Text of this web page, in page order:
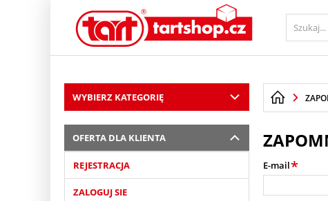
WYBIERZ KATEGORIĘ
OFERTA DLA KLIENTA
REJESTRACJA
ZALOGUJ SIE
E-mail*